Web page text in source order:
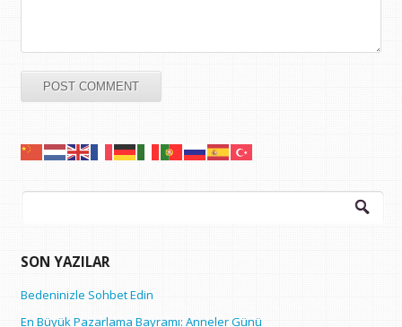
Arama:
SON YAZILAR
Bedeninizle Sohbet Edin
En Büyük Pazarlama Bayramı: Anneler Günü